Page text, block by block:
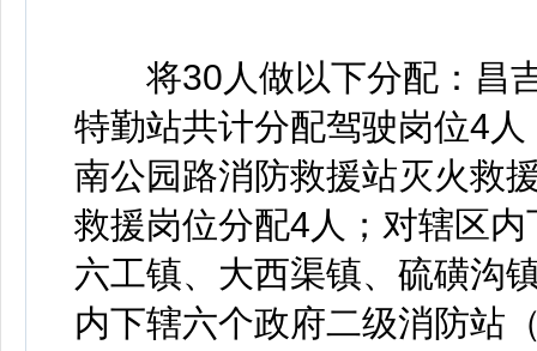
将30人做以下分配：昌吉
特勤站共计分配驾驶岗位4
南公园路消防救援站灭火救
救援岗位分配4人；对辖区
六工镇、大西渠镇、硫磺沟
内下辖六个政府二级消防站